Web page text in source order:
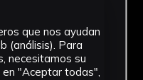
que nos ayudan
(análisis). Para
necesitamos su
en "Aceptar todas",